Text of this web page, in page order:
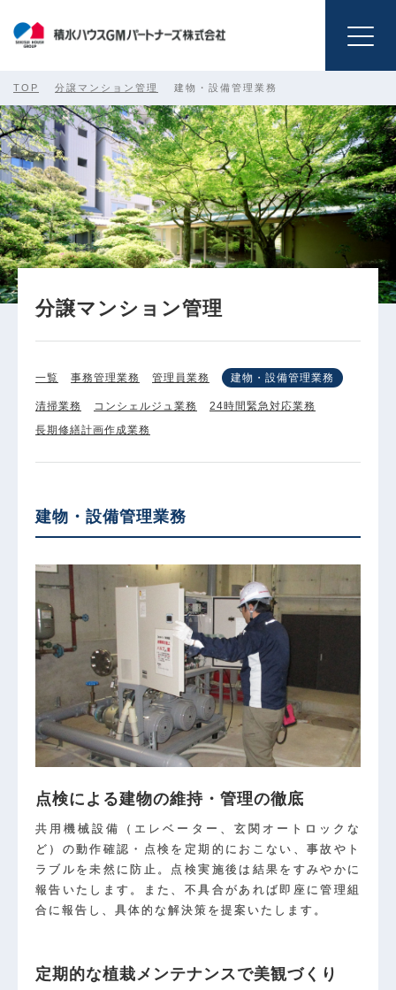
植栽管理
マンションリフォーム
TOP 分譲マンション管理 建物・設備管理業務
分譲マンション管理
一覧 事務管理業務 管理員業務 建物・設備管理業務
清掃業務 コンシェルジュ業務
24時間緊急対応業務
長期修繕計画作成業務
建物・設備管理業務
点検による建物の維持・管理の徹底
共用機械設備（エレベーター、玄関オートロックな
ど）の動作確認・点検を定期的におこない、事故やト
ラブルを未然に防止。点検実施後は結果をすみやかに
報告いたします。また、不具合があれば即座に管理組
合に報告し、具体的な解決策を提案いたします。
定期的な植栽メンテナンスで美観づくり